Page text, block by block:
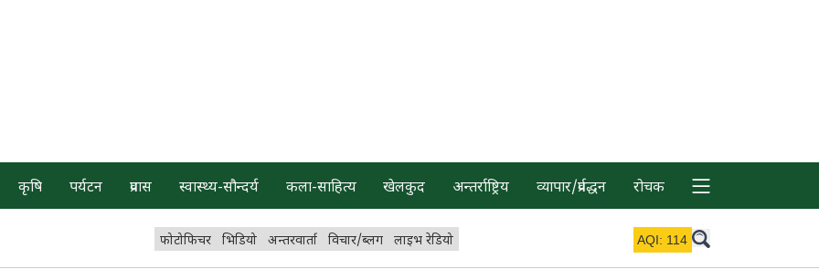
कृषि पर्यटन प्रवास स्वास्थ्य-सौन्दर्य कला-साहित्य खेलकुद अन्तर्राष्ट्रिय व्यापार/प्रर्वद्धन रोचक
फोटोफिचर भिडियो अन्तरवार्ता विचार/ब्लग लाइभ रेडियो AQI: 114